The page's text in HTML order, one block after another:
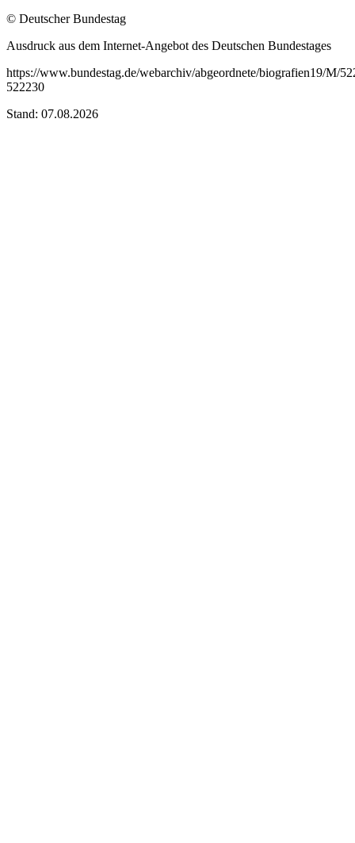
© Deutscher Bundestag
Ausdruck aus dem Internet-Angebot des Deutschen Bundestages
https://www.bundestag.de/webarchiv/abgeordnete/biografien19/M/
522230
Stand: 07.08.2026